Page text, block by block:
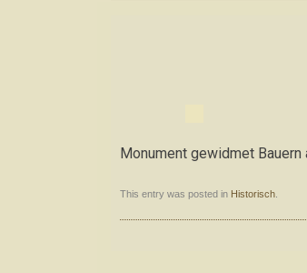
Monument gewidmet Bauern
This entry was posted in Historisch